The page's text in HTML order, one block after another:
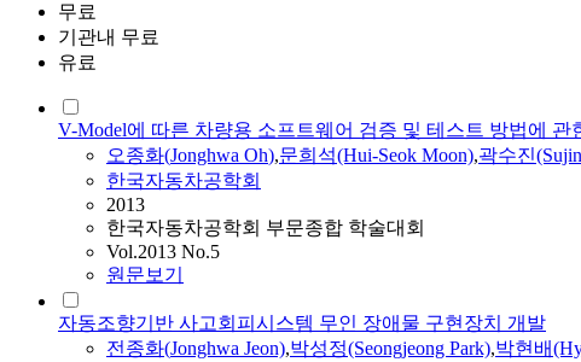
무료
기관내 무료
유료
V-Model에 따른 차량용 소프트웨어 검증 및 테스트 방법에 관
오종화(Jonghwa Oh),문희석(Hui-Seok Moon),곽수진
한국자동차공학회
2013
한국자동차공학회 부문종합 학술대회
Vol.2013 No.5
원문보기
자동조향기반 사고회피시스템 무인 장애물 구현장치 개발
전종화(Jonghwa Jeon),박성정(Seongjeong Park),박현배